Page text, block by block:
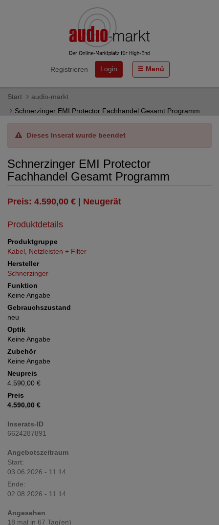
Registrieren Login Menü
Start
audio-markt
Schnerzinger EMI Protector Fachhandel Gesamt Programm
Dieses Inserat wurde beendet
Schnerzinger EMI Protector
Fachhandel Gesamt Programm
Preis: 4.590,00 € | Neugerät
Produktdetails
Produktgruppe
Kabel, Netzleisten + Filter
Hersteller
Schnerzinger
Funktion
Keine Angabe
Gebrauchszustand
neu
Optik
Keine Angabe
Zubehör
Keine Angabe
Neupreis
4.590,00 €
Preis
4.590,00 €
Inserats-ID
6624287891
Angebotszeitraum
Start:
03.06.2026 - 11:14
Ende:
02.08.2026 - 11:14
Angesehen
18 mal in 67 Tag(en)